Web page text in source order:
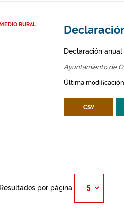
MEDIO RURAL
Declaración
Ayuntamiento de
Última
CSV
Resultados por página